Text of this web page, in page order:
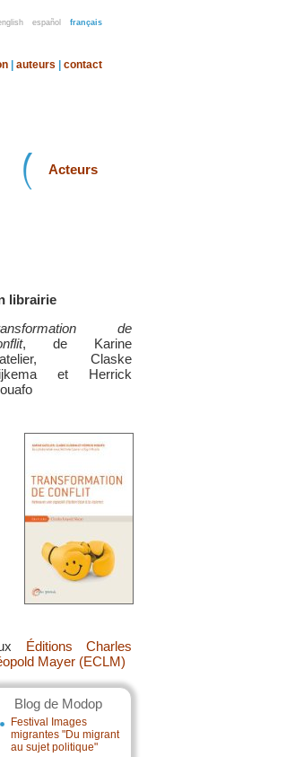
español français
auteurs contact
Acteurs
librairie
de
, de Karine
Claske
et Herrick
Éditions Charles
Mayer (ECLM)
Blog de Modop
Festival Images
migrantes "Du migrant
au sujet politique"